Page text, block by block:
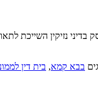
בבא קמא, בית דין